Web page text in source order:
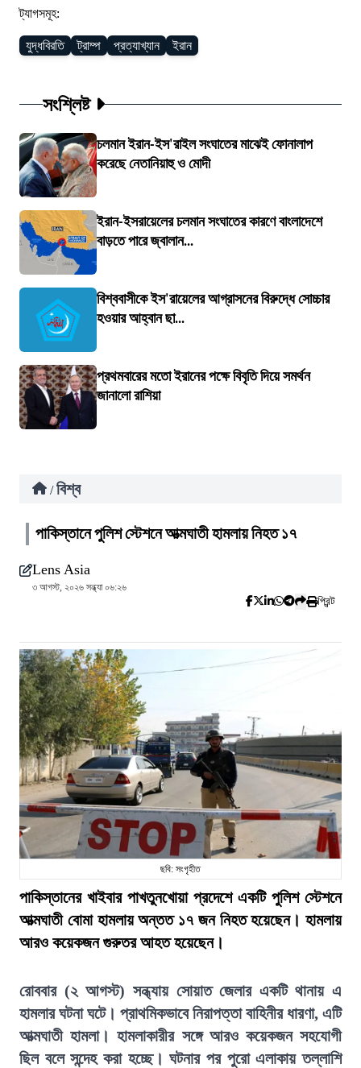
ট্যাগসমূহ:
যুদ্ধবিরতি ট্রাম্প প্রত্যাখ্যান ইরান
সংশ্লিষ্ট
চলমান ইরান-ইস'রাইল সংঘাতের মাঝেই ফোনালাপ
করেছে নেতানিয়াহু ও মোদী
ইরান-ইসরায়েলের চলমান সংঘাতের কারণে বাংলাদেশে
বাড়তে পারে জ্বালান...
বিশ্ববাসীকে ইস'রায়েলের আগ্রাসনের বিরুদ্ধে সোচ্চার
হওয়ার আহ্বান ছা...
প্রথমবারের মতো ইরানের পক্ষে বিবৃতি দিয়ে সমর্থন
জানালো রাশিয়া
/ বিশ্ব
পাকিস্তানে পুলিশ স্টেশনে আত্মঘাতী হামলায় নিহত ১৭
Lens Asia
৩ আগস্ট, ২০২৬ সন্ধ্যা ০৬:২৬
প্রিন্ট
ছবি: সংগৃহীত
পাকিস্তানের খাইবার পাখতুনখোয়া প্রদেশে একটি পুলিশ স্টেশনে
আত্মঘাতী বোমা হামলায় অন্তত ১৭ জন নিহত হয়েছেন। হামলায়
আরও কয়েকজন গুরুতর আহত হয়েছেন।
রোববার (২ আগস্ট) সন্ধ্যায় সোয়াত জেলার একটি থানায় এ
হামলার ঘটনা ঘটে। প্রাথমিকভাবে নিরাপত্তা বাহিনীর ধারণা, এটি
আত্মঘাতী হামলা। হামলাকারীর সঙ্গে আরও কয়েকজন সহযোগী
ছিল বলে সন্দেহ করা হচ্ছে। ঘটনার পর পুরো এলাকায় তল্লাশি